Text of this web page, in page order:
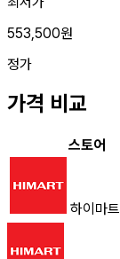
553,500원
정가
가격 비교
스토어
하이마트